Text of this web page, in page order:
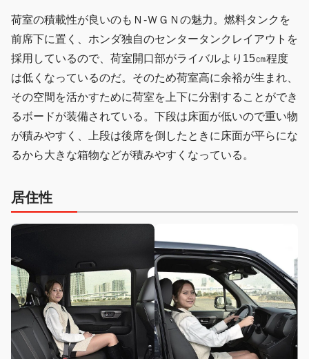
荷室の積載性が良いのもＮ-ＷＧＮの魅力。燃料タンクを
前席下に置く、ホンダ独自のセンタータンクレイアウトを
採用しているので、荷室開口部がライバルより15㎝程度
は低くなっているのだ。そのため荷室高に余裕が生まれ、
その空間を活かすために荷室を上下に分割することができ
るボードが装備されている。下段は床面が低いので重い物
が積みやすく、上段は後席を倒したときに床面が平らにな
るから大きな箱物などが積みやすくなっている。
居住性